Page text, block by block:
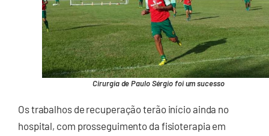
Cirurgia de Paulo Sérgio foi um sucesso
Os trabalhos de recuperação terão início ainda no
hospital, com prosseguimento da fisioterapia em